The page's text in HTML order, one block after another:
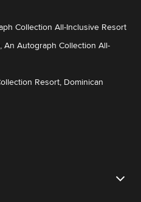
Collection All-Inclusive Resort
An Autograph Collection All-
Resort, Dominican